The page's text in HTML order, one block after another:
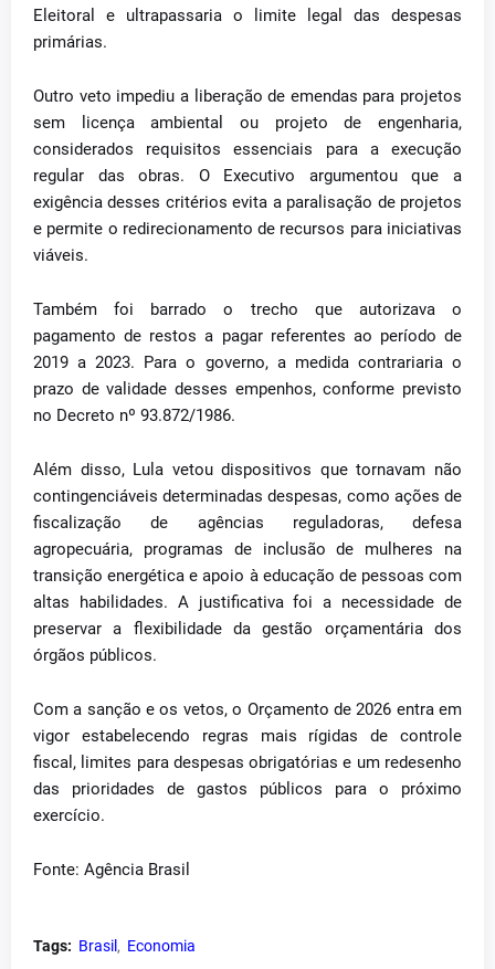
Eleitoral e ultrapassaria o limite legal das despesas
primárias.
Outro veto impediu a liberação de emendas para projetos
sem licença ambiental ou projeto de engenharia,
considerados requisitos essenciais para a execução
regular das obras. O Executivo argumentou que a
exigência desses critérios evita a paralisação de projetos
e permite o redirecionamento de recursos para iniciativas
viáveis.
Também foi barrado o trecho que autorizava o
pagamento de restos a pagar referentes ao período de
2019 a 2023. Para o governo, a medida contrariaria o
prazo de validade desses empenhos, conforme previsto
no Decreto nº 93.872/1986.
Além disso, Lula vetou dispositivos que tornavam não
contingenciáveis determinadas despesas, como ações de
fiscalização de agências reguladoras, defesa
agropecuária, programas de inclusão de mulheres na
transição energética e apoio à educação de pessoas com
altas habilidades. A justificativa foi a necessidade de
preservar a flexibilidade da gestão orçamentária dos
órgãos públicos.
Com a sanção e os vetos, o Orçamento de 2026 entra em
vigor estabelecendo regras mais rígidas de controle
fiscal, limites para despesas obrigatórias e um redesenho
das prioridades de gastos públicos para o próximo
exercício.
Fonte: Agência Brasil
Tags: Brasil Economia